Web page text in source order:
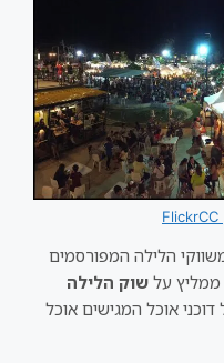
הלילה המפורסמים
על שוק הלילה
אוכל המגישים אוכל